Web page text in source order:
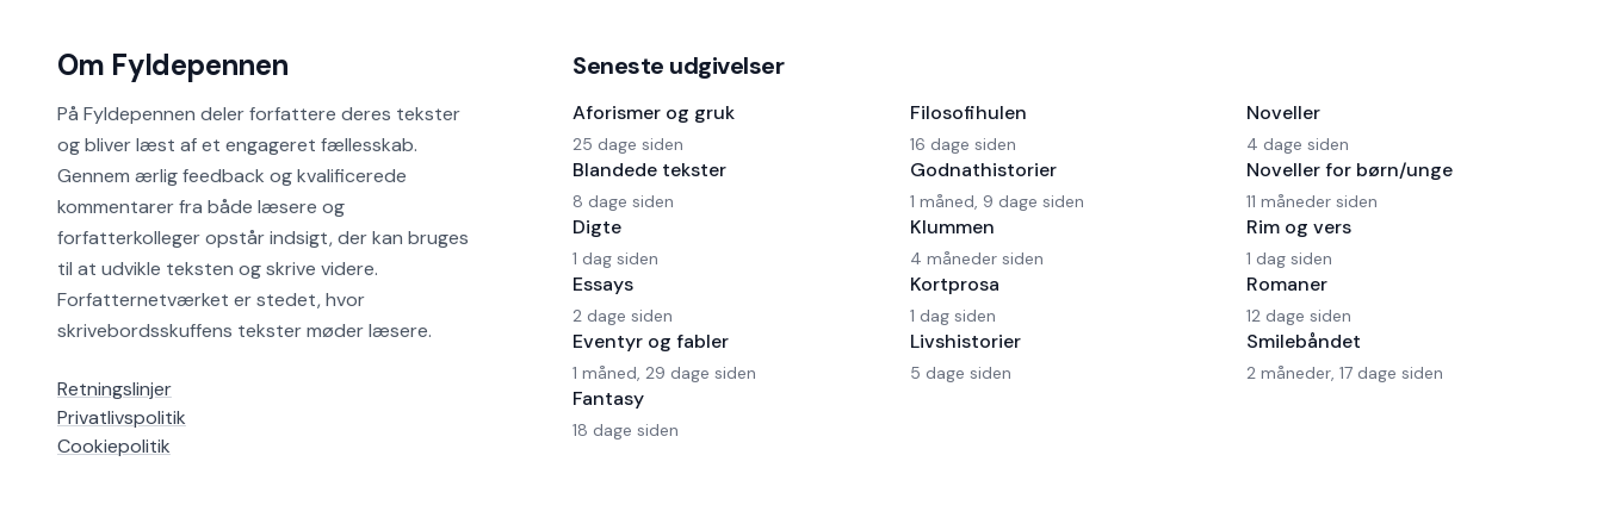
Om Fyldepennen
På Fyldepennen deler forfattere deres tekster
og bliver læst af et engageret fællesskab.
Gennem ærlig feedback og kvalificerede
kommentarer fra både læsere og
forfatterkolleger opstår indsigt, der kan bruges
til at udvikle teksten og skrive videre.
Forfatternetværket er stedet, hvor
skrivebordsskuffens tekster møder læsere.
Retningslinjer
Privatlivspolitik
Cookiepolitik
Seneste udgivelser
Aforismer og gruk
25 dage siden
Blandede tekster
8 dage siden
Digte
1 dag siden
Essays
2 dage siden
Eventyr og fabler
1 måned, 29 dage siden
Fantasy
18 dage siden
Filosofihulen
16 dage siden
Godnathistorier
1 måned, 9 dage siden
Klummen
4 måneder siden
Kortprosa
1 dag siden
Livshistorier
5 dage siden
Noveller
4 dage siden
Noveller for børn/unge
11 måneder siden
Rim og vers
1 dag siden
Romaner
12 dage siden
Smilebåndet
2 måneder, 17 dage siden